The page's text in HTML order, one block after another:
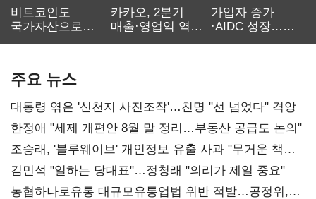
비트코인도
국가자산으로…'
카카오, 2분기
매출·영업익 역대
가입자 증가
·AIDC 성장…
주요 뉴스
대통령 엮은 '신천지 사진조작'…친명 "선 넘었다" 격앙
한정애 "세제 개편안 8월 말 정리…부동산 공급도 논의"
조승래, '블루웨이브' 개인정보 유출 사과 "무거운 책임
통감"
김민석 "일하는 당대표"…정청래 "의리가 제일 중요"
농협하나로유통 대규모유통업법 위반 적발…공정위,